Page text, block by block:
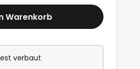
Warenkorb
verbaut